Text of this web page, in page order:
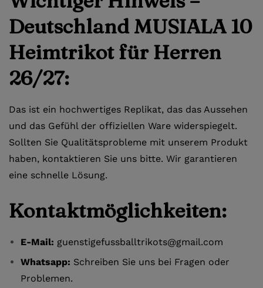
Deutschland MUSIALA 10
Heimtrikot für Herren
26/27:
Das ist ein hochwertiges Replikat, das das Aussehen
und das Gefühl der offiziellen Ware widerspiegelt.
Sollten Sie Qualitätsprobleme mit unserem Produkt
haben, kontaktieren Sie uns bitte. Wir garantieren
eine schnelle Lösung.
Kontaktmöglichkeiten:
E-Mail: guenstigefussballtrikots@gmail.com
Whatsapp: Schreiben Sie uns bei Fragen oder
Problemen.